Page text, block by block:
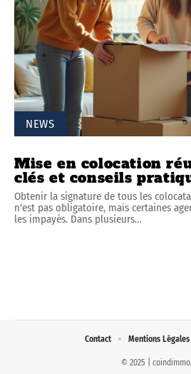
NEWS
Mise en colocation
clés et conseils
Obtenir la signature de tous les
n'est pas obligatoire, mais certaines
les impayés. Dans plusieurs…
© 2025 |
Contact Mentions Légales